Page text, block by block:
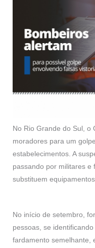
No Rio Grande do Sul, o
moradores para um
estabelecimentos. A
passando por militares e
substituem
No início de setembro,
pessoas, se
fardamento semelhante,